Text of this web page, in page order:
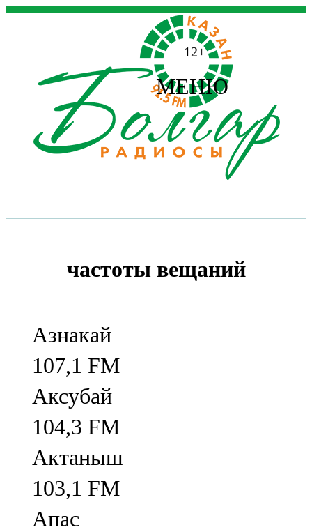
12+
МЕНЮ
частоты вещаний
Азнакай
107,1 FM
Аксубай
104,3 FM
Актаныш
103,1 FM
Апас